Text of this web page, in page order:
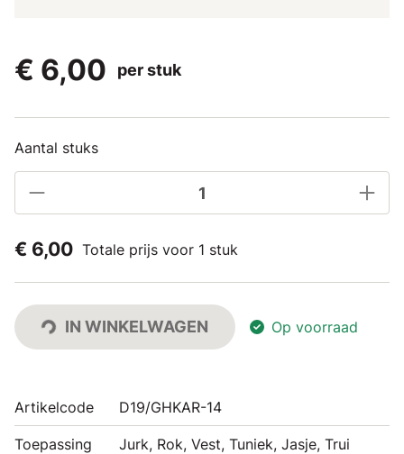
€ 6,00 per stuk
Aantal stuks
€ 6,00 Totale prijs voor 1 stuk
IN WINKELWAGEN Op voorraad
Artikelcode D19/GHKAR-14
Toepassing Jurk, Rok, Vest, Tuniek, Jasje, Trui